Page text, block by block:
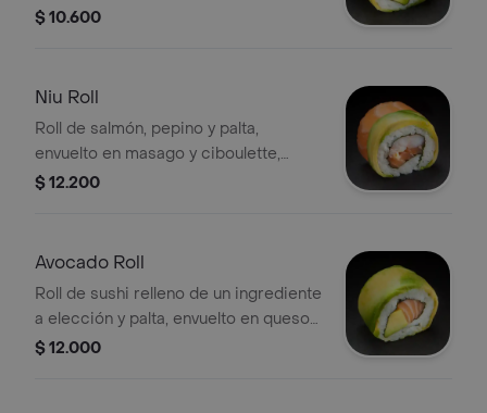
sashimi de salmón.
$ 10.600
Niu Roll
Roll de salmón, pepino y palta,
envuelto en masago y ciboulette,
servido con salsa niu ahumada.
$ 12.200
Avocado Roll
Roll de sushi relleno de un ingrediente
a elección y palta, envuelto en queso
crema y chimichurri, con salsa unagui
$ 12.000